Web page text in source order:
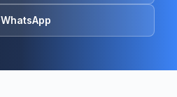
WhatsApp